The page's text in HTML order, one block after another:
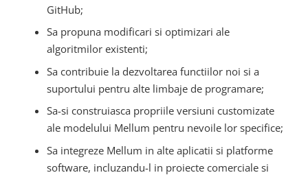
GitHub;
Sa propuna modificari si optimizari ale
algoritmilor existenti;
Sa contribuie la dezvoltarea functiilor noi si a
suportului pentru alte limbaje de programare;
Sa-si construiasca propriile versiuni customizate
ale modelului Mellum pentru nevoile lor specifice;
Sa integreze Mellum in alte aplicatii si platforme
software, incluzandu-l in proiecte comerciale si